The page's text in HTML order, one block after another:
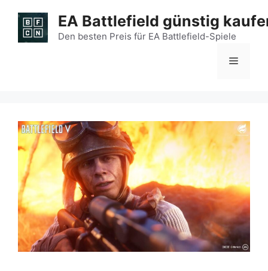
Inhalt
springen
EA Battlefield günstig
Den besten Preis für EA Battlefield-Spiele
Menü